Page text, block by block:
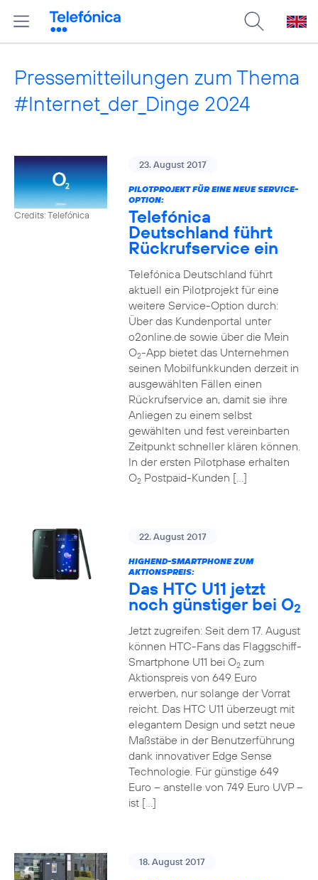
Pressemitteilungen zum Thema
#Internet_der_Dinge 2024
Credits: Telefónica
23. August 2017
PILOTPROJEKT FÜR EINE NEUE SERVICE-
OPTION:
Telefónica
Deutschland führt
Rückrufservice ein
Telefónica Deutschland führt
aktuell ein Pilotprojekt für eine
weitere Service-Option durch:
Über das Kundenportal unter
o2online.de sowie über die Mein
O2-App bietet das Unternehmen
seinen Mobilfunkkunden derzeit in
ausgewählten Fällen einen
Rückrufservice an, damit sie ihre
Anliegen zu einem selbst
gewählten und fest vereinbarten
Zeitpunkt schneller klären können.
In der ersten Pilotphase erhalten
O2Postpaid-Kunden […]
22. August 2017
HIGHEND-SMARTPHONE ZUM
AKTIONSPREIS:
Das HTC U11 jetzt
noch günstiger bei O2
Jetzt zugreifen: Seit dem 17. August
können HTC-Fans das Flaggschiff-
Smartphone U11 bei O2zum
Aktionspreis von 649 Euro
erwerben, nur solange der Vorrat
reicht. Das HTC U11 überzeugt mit
elegantem Design und setzt neue
Maßstäbe in der Benutzerführung
dank innovativer Edge Sense
Technologie. Für günstige 649
Euro – anstelle von 749 Euro UVP –
ist […]
18. August 2017